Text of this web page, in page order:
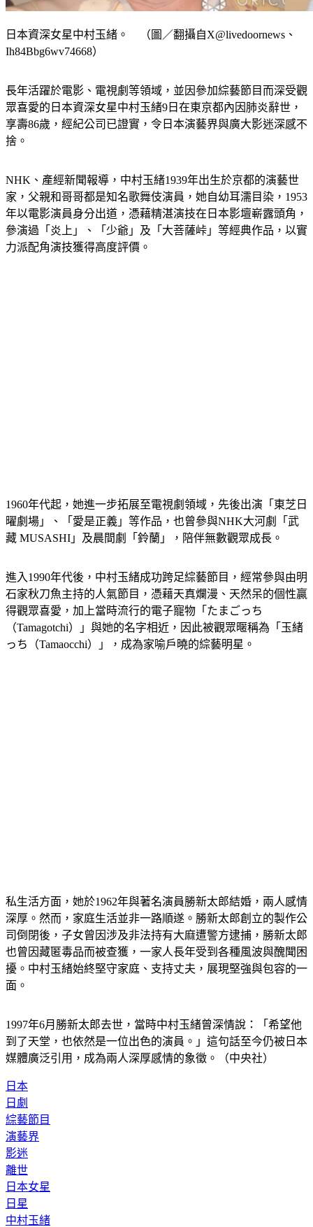
日本資深女星中村玉緒。 （圖／翻攝自X@livedoornews、
Ih84Bbg6wv74668）
長年活躍於電影、電視劇等領域，並因參加綜藝節目而深受觀
眾喜愛的日本資深女星中村玉緒9日在東京都內因肺炎辭世，
享壽86歲，經紀公司已證實，令日本演藝界與廣大影迷深感不
捨。
NHK、產經新聞報導，中村玉緒1939年出生於京都的演藝世
家，父親和哥哥都是知名歌舞伎演員，她自幼耳濡目染，1953
年以電影演員身分出道，憑藉精湛演技在日本影壇嶄露頭角，
參演過「炎上」、「少爺」及「大菩薩峠」等經典作品，以實
力派配角演技獲得高度評價。
1960年代起，她進一步拓展至電視劇領域，先後出演「東芝日
曜劇場」、「愛是正義」等作品，也曾參與NHK大河劇「武
藏 MUSASHI」及晨間劇「鈴蘭」，陪伴無數觀眾成長。
進入1990年代後，中村玉緒成功跨足綜藝節目，經常參與由明
石家秋刀魚主持的人氣節目，憑藉天真爛漫、天然呆的個性贏
得觀眾喜愛，加上當時流行的電子寵物「たまごっち
（Tamagotchi）」與她的名字相近，因此被觀眾暱稱為「玉緒
っち（Tamaocchi）」，成為家喻戶曉的綜藝明星。
私生活方面，她於1962年與著名演員勝新太郎結婚，兩人感情
深厚。然而，家庭生活並非一路順遂。勝新太郎創立的製作公
司倒閉後，子女曾因涉及非法持有大麻遭警方逮捕，勝新太郎
也曾因藏匿毒品而被查獲，一家人長年受到各種風波與醜聞困
擾。中村玉緒始終堅守家庭、支持丈夫，展現堅強與包容的一
面。
1997年6月勝新太郎去世，當時中村玉緒曾深情說：「希望他
到了天堂，也依然是一位出色的演員。」這句話至今仍被日本
媒體廣泛引用，成為兩人深厚感情的象徵。（中央社）
日本
日劇
綜藝節目
演藝界
影迷
離世
日本女星
日星
中村玉緒